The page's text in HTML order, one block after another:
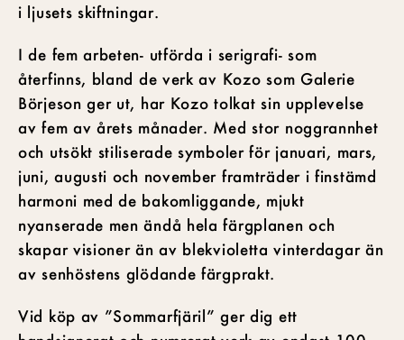
i ljusets skiftningar.
I de fem arbeten- utförda i serigrafi- som
återfinns, bland de verk av Kozo som Galerie
Börjeson ger ut, har Kozo tolkat sin upplevelse
av fem av årets månader. Med stor noggrannhet
och utsökt stiliserade symboler för januari, mars,
juni, augusti och november framträder i finstämd
harmoni med de bakomliggande, mjukt
nyanserade men ändå hela färgplanen och
skapar visioner än av blekvioletta vinterdagar än
av senhöstens glödande färgprakt.
Vid köp av ”Sommarfjäril” ger dig ett